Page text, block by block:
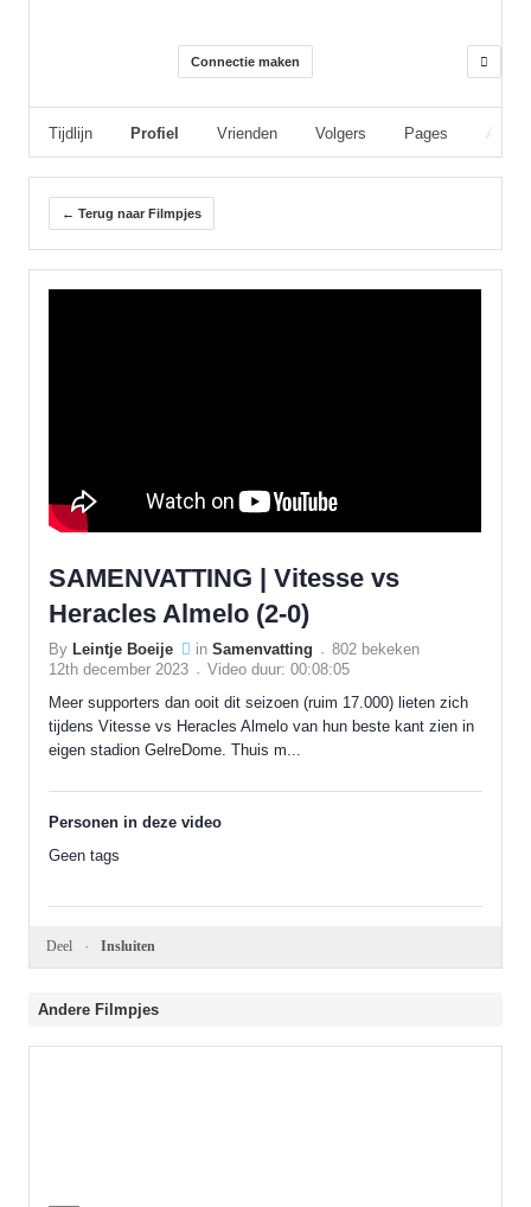
Connectie maken
Tijdlijn Profiel Vrienden Volgers Pages
← Terug naar Filmpjes
SAMENVATTING | Vitesse vs
Heracles Almelo (2-0)
By Leintje Boeije in Samenvatting
802 bekeken
12th december 2023
Video duur: 00:08:05
Meer supporters dan ooit dit seizoen (ruim 17.000) lieten zich
tijdens Vitesse vs Heracles Almelo van hun beste kant zien in
eigen stadion GelreDome. Thuis m...
Personen in deze video
Geen tags
Deel Insluiten
Andere Filmpjes